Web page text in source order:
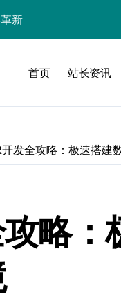
略
秘
解析
首页 站长资讯
开发全攻略：极速搭建
略